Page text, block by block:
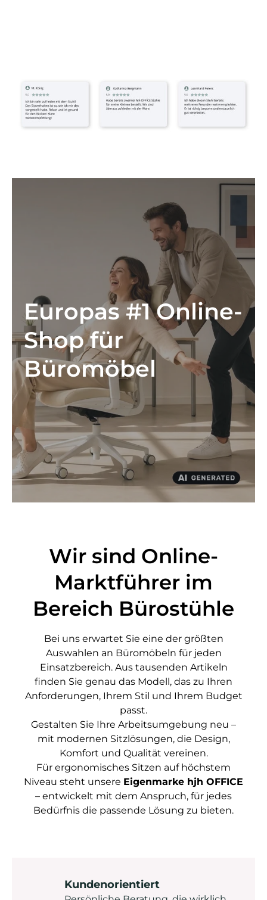
Europas #1 Online-
Shop für
Büromöbel
Wir sind Online-
Marktführer im
Bereich Bürostühle
Bei uns erwartet Sie eine der größten
Auswahlen an Büromöbeln für jeden
Einsatzbereich. Aus tausenden Artikeln
finden Sie genau das Modell, das zu Ihren
Anforderungen, Ihrem Stil und Ihrem Budget
passt.
Gestalten Sie Ihre Arbeitsumgebung neu –
mit modernen Sitzlösungen, die Design,
Komfort und Qualität vereinen.
Für ergonomisches Sitzen auf höchstem
Niveau steht unsere Eigenmarke hjh OFFICE
– entwickelt mit dem Anspruch, für jedes
Bedürfnis die passende Lösung zu bieten.
Kundenorientiert